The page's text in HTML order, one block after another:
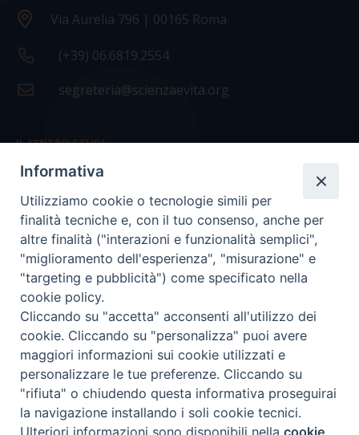
Via Aurelia 796 | 00165 Roma
(+39) 06.6819.2554
segreteria@scienzaevita.org
IL CENTRO STUDI
La nostra storia
Statuto
Presidenza e ufficio presidenza
Consiglio scientifico
Coordinamento nazionale
COPYRIGHT Scienza & Vita - C.F96600690588- Tutti i
diritti -Privacy- Credits
Informativa
Utilizziamo cookie o tecnologie simili per
finalità tecniche e, con il tuo consenso, anche per
altre finalità ("interazioni e funzionalità semplici",
"miglioramento dell'esperienza", "misurazione" e
"targeting e pubblicità") come specificato nella
cookie policy.
Cliccando su "accetta" acconsenti all'utilizzo dei
cookie. Cliccando su "personalizza" puoi avere
maggiori informazioni sui cookie utilizzati e
personalizzare le tue preferenze. Cliccando su
"rifiuta" o chiudendo questa informativa proseguirai
la navigazione installando i soli cookie tecnici.